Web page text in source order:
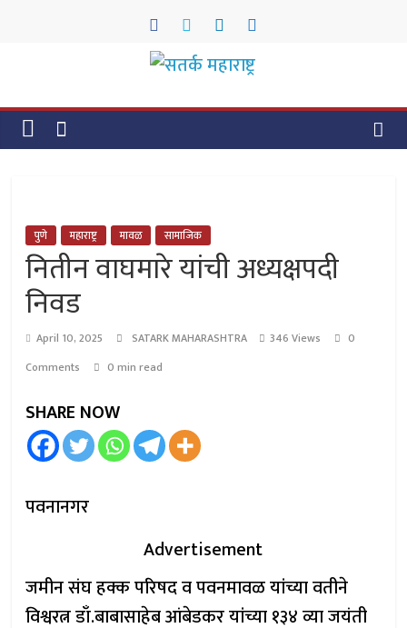
सतर्क
महाराष्ट्र
पुणे महाराष्ट्र मावळ सामाजिक
नितीन वाघमारे यांची अध्यक्षपदी
निवड
April 10, 2025 SATARK MAHARASHTRA 346 Views
0
Comments
0 min read
SHARE NOW
पवनानगर
Advertisement
जमीन संघ हक्क परिषद व पवनमावळ यांच्या वतीने
विश्वरत्न डाँ.बाबासाहेब आंबेडकर यांच्या १३४ व्या जयंती